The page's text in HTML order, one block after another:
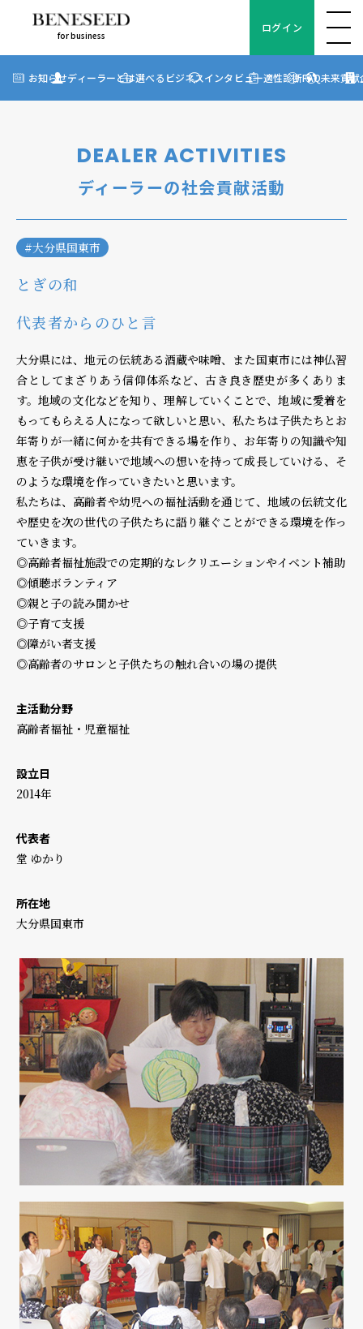
for business
お知らせ
ディーラーとは
FAQ
未来貢献
企業情報
ディーラー契約について
個人情報保護方針 個人情報の取り扱いについて 著作権について
for business
ログイン
お知らせディーラーとは選べるビジネスインタビュー適性診断
? FAQ未来貢献
DEALER ACTIVITIES
ディーラーの社会貢献活動
#大分県国東市
とぎの和
代表者からのひと言
大分県には、地元の伝統ある酒蔵や味噌、また国東市には神仏習
合としてまざりあう信仰体系など、古き良き歴史が多くありま
す。地域の文化などを知り、理解していくことで、地域に愛着を
もってもらえる人になって欲しいと思い、私たちは子供たちとお
年寄りが一緒に何かを共有できる場を作り、お年寄りの知識や知
恵を子供が受け継いで地域への想いを持って成長していける、そ
のような環境を作っていきたいと思います。
私たちは、高齢者や幼児への福祉活動を通じて、地域の伝統文化
や歴史を次の世代の子供たちに語り継ぐことができる環境を作っ
ていきます。
◎高齢者福祉施設での定期的なレクリエーションやイベント補助
◎傾聴ボランティア
◎親と子の読み聞かせ
◎子育て支援
◎障がい者支援
◎高齢者のサロンと子供たちの触れ合いの場の提供
主活動分野
高齢者福祉・児童福祉
設立日
2014年
代表者
堂 ゆかり
所在地
大分県国東市